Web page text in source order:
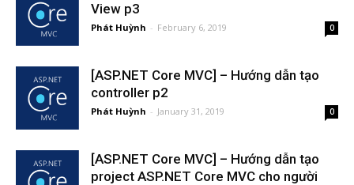
View p3
Phát Huỳnh - February 6, 2019 0
[ASP.NET Core MVC] – Hướng dẫn tạo
controller p2
Phát Huỳnh - January 31, 2019 0
[ASP.NET Core MVC] – Hướng dẫn tạo
project ASP.NET Core MVC cho người